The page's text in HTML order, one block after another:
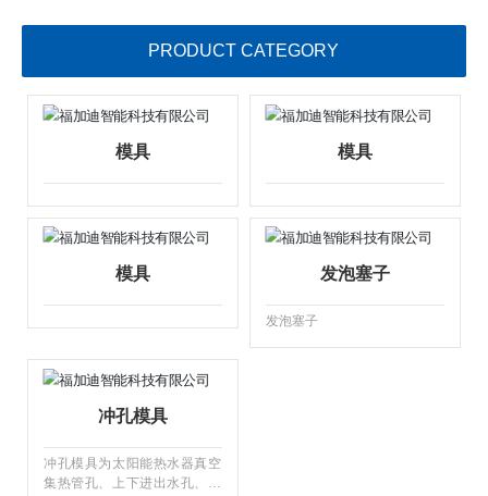
新闻资讯
工程案例
PRODUCT CATEGORY
模具 模具
模具 发泡塞子
发泡塞子
冲孔模具
冲孔模具为太阳能热水器真空
集热管孔、上下进出水孔、排